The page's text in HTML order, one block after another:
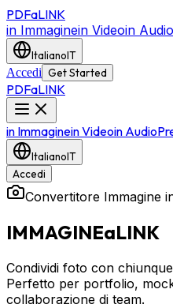
PDFaLINK
in Immaginein Videoin Audio
ItalianoIT
Accedi Get Started
PDFaLINK
in Immaginein Videoin Audio
ItalianoIT
Accedi
Convertitore Immagine
IMMAGINEaLINK
Condividi foto con
Perfetto per portfolio,
collaborazione di team.